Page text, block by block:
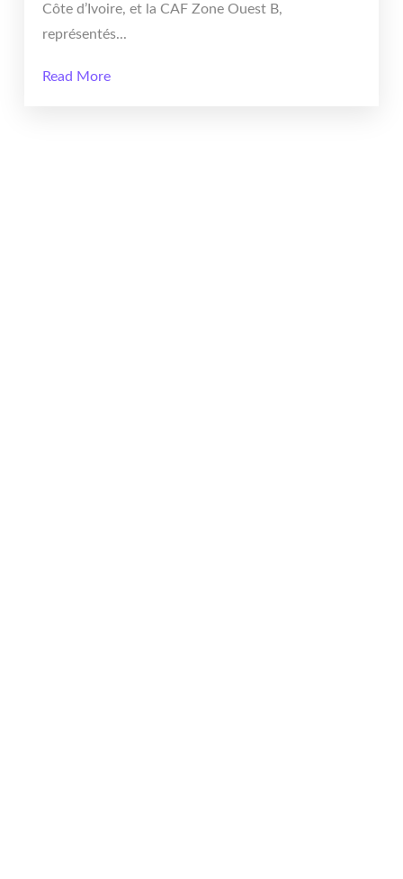
Côte d’Ivoire, et la CAF Zone Ouest B,
représentés...
Read More